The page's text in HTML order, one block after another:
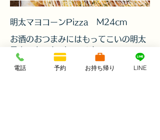
明太マヨコーンPizza M24cm
お酒のおつまみにはもってこいの明太
ピリ辛
電話 予約 お持ち帰り LINE